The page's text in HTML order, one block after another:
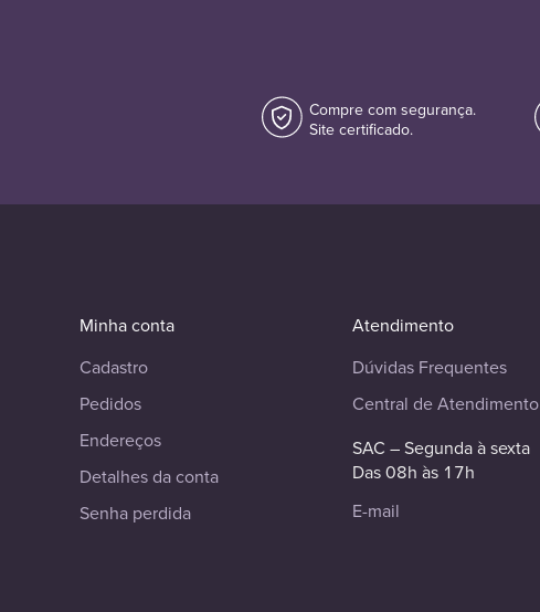
Compre com segurança.
Site certificado.
Minha conta
Cadastro
Pedidos
Endereços
Detalhes da conta
Senha perdida
Atendimento
Dúvidas Frequentes
Central de Atendimento
SAC – Segunda à sexta
Das 08h às 17h
E-mail